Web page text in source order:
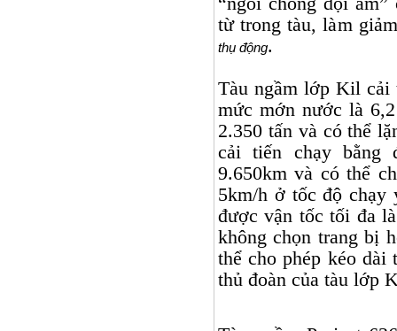
từ trong tàu, làm
thụ động.
Tàu ngầm lớp Kil
mức mớn nước là
2.350 tấn và có thể
cải tiến chạy bằng
9.650km và có thể
5km/h ở tốc độ chạy
được vận tốc tối đa
không chọn trang bị
thể cho phép kéo dài
thủ đoàn của tàu lớp